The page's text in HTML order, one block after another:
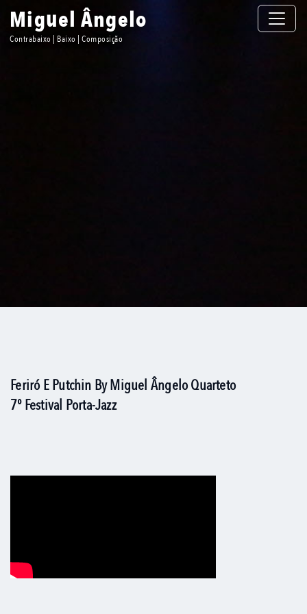
Toggle
Miguel Ângelo
Contrabaixo | Baixo | Composição
Feriró E Putchin By Miguel Ângelo Quarteto
7º Festival Porta-Jazz